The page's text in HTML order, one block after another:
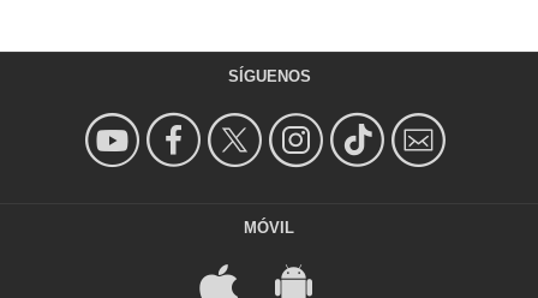
SÍGUENOS
MÓVIL